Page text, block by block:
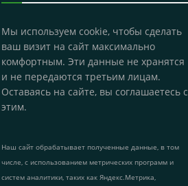
Мы используем cookie, чтобы сделать
ваш визит на сайт максимально
комфортным. Эти данные не хранятся
и не передаются третьим лицам.
Оставаясь на сайте, вы соглашаетесь с
этим.
Наш сайт обрабатывает полученные данные, в том
числе, с использованием метрических программ и
систем аналитики, таких как Яндекс.Метрика,